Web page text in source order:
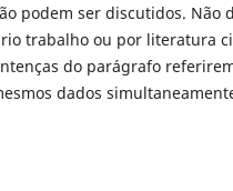
podem ser discutidos. Não
trabalho ou por literatura
do parágrafo
dados